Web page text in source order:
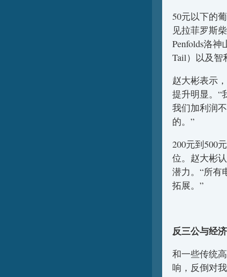
50元以下的
见拉菲罗斯
Penfolds洛神
Tail）以及智
赵大彬表示
提升明显。“
我们加利润
的。”
200元到500
位。赵大彬
潜力。“所有
拓展。”
反三公与经
和一些传统
响，反倒对